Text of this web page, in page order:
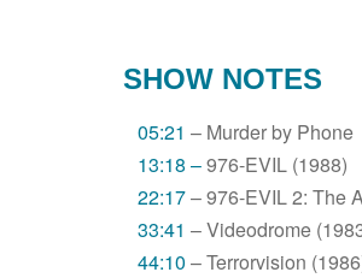
SHOW NOTES
05:21 – Murder by Phone
13:18 –976-EVIL (1988)
22:17– 976-EVIL 2: The
33:41 – Videodrome
44:10 – Terrorvision